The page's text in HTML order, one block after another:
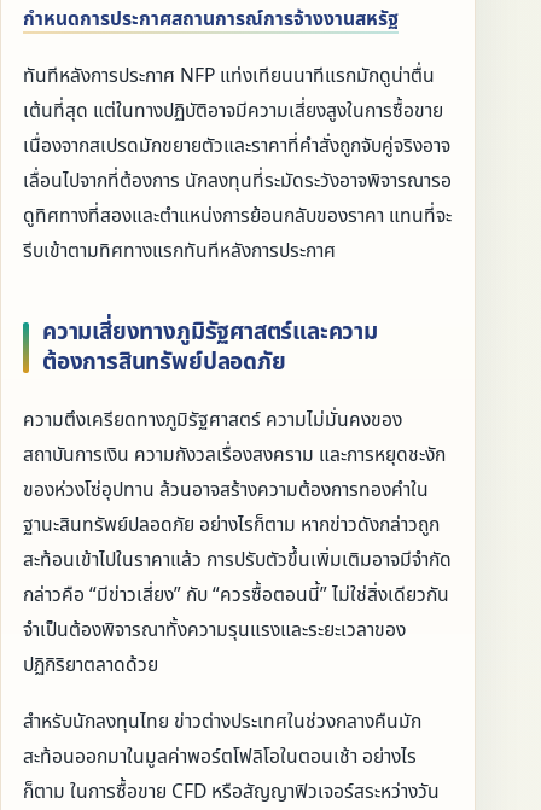
กำหนดการประกาศสถานการณ์การจ้างงานสหรัฐ
ทันทีหลังการประกาศ NFP แท่งเทียนนาทีแรกมักดูน่าตื่น
เต้นที่สุด แต่ในทางปฏิบัติอาจมีความเสี่ยงสูงในการซื้อขาย
เนื่องจากสเปรดมักขยายตัวและราคาที่คำสั่งถูกจับคู่จริงอาจ
เลื่อนไปจากที่ต้องการ นักลงทุนที่ระมัดระวังอาจพิจารณารอ
ดูทิศทางที่สองและตำแหน่งการย้อนกลับของราคา แทนที่จะ
รีบเข้าตามทิศทางแรกทันทีหลังการประกาศ
ความเสี่ยงทางภูมิรัฐศาสตร์และความ
ต้องการสินทรัพย์ปลอดภัย
ความตึงเครียดทางภูมิรัฐศาสตร์ ความไม่มั่นคงของ
สถาบันการเงิน ความกังวลเรื่องสงคราม และการหยุดชะงัก
ของห่วงโซ่อุปทาน ล้วนอาจสร้างความต้องการทองคำใน
ฐานะสินทรัพย์ปลอดภัย อย่างไรก็ตาม หากข่าวดังกล่าวถูก
สะท้อนเข้าไปในราคาแล้ว การปรับตัวขึ้นเพิ่มเติมอาจมีจำกัด
กล่าวคือ “มีข่าวเสี่ยง” กับ “ควรซื้อตอนนี้” ไม่ใช่สิ่งเดียวกัน
จำเป็นต้องพิจารณาทั้งความรุนแรงและระยะเวลาของ
ปฏิกิริยาตลาดด้วย
สำหรับนักลงทุนไทย ข่าวต่างประเทศในช่วงกลางคืนมัก
สะท้อนออกมาในมูลค่าพอร์ตโฟลิโอในตอนเช้า อย่างไร
ก็ตาม ในการซื้อขาย CFD หรือสัญญาฟิวเจอร์สระหว่างวัน